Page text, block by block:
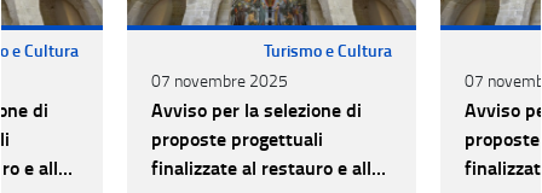
e Cultura
di
e alla
Turismo e Cultura
07 novembre 2025
Avviso per la selezione di
proposte progettuali
finalizzate al restauro e alla
07
Avviso